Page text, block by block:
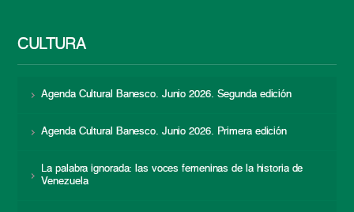
CULTURA
Agenda Cultural Banesco. Junio 2026. Segunda edición
Agenda Cultural Banesco. Junio 2026. Primera edición
La palabra ignorada: las voces femeninas de la historia de
Venezuela